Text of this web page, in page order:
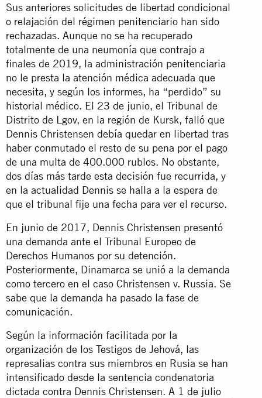
Sus anteriores solicitudes de libertad condicional
o relajación del régimen penitenciario han sido
rechazadas. Aunque no se ha recuperado
totalmente de una neumonía que contrajo a
finales de 2019, la administración penitenciaria
no le presta la atención médica adecuada que
necesita, y según los informes, ha “perdido” su
historial médico. El 23 de junio, el Tribunal de
Distrito de Lgov, en la región de Kursk, falló que
Dennis Christensen debía quedar en libertad tras
haber conmutado el resto de su pena por el pago
de una multa de 400.000 rublos. No obstante,
dos días más tarde esta decisión fue recurrida, y
en la actualidad Dennis se halla a la espera de
que el tribunal fije una fecha para ver el recurso.
En junio de 2017, Dennis Christensen presentó
una demanda ante el Tribunal Europeo de
Derechos Humanos por su detención.
Posteriormente, Dinamarca se unió a la demanda
como tercero en el caso Christensen v. Russia. Se
sabe que la demanda ha pasado la fase de
comunicación.
Según la información facilitada por la
organización de los Testigos de Jehová, las
represalias contra sus miembros en Rusia se han
intensificado desde la sentencia condenatoria
dictada contra Dennis Christensen. A 1 de julio